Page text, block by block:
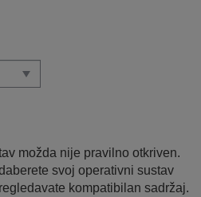
možda nije pravilno otkriven.
svoj operativni sustav
kompatibilan sadržaj.